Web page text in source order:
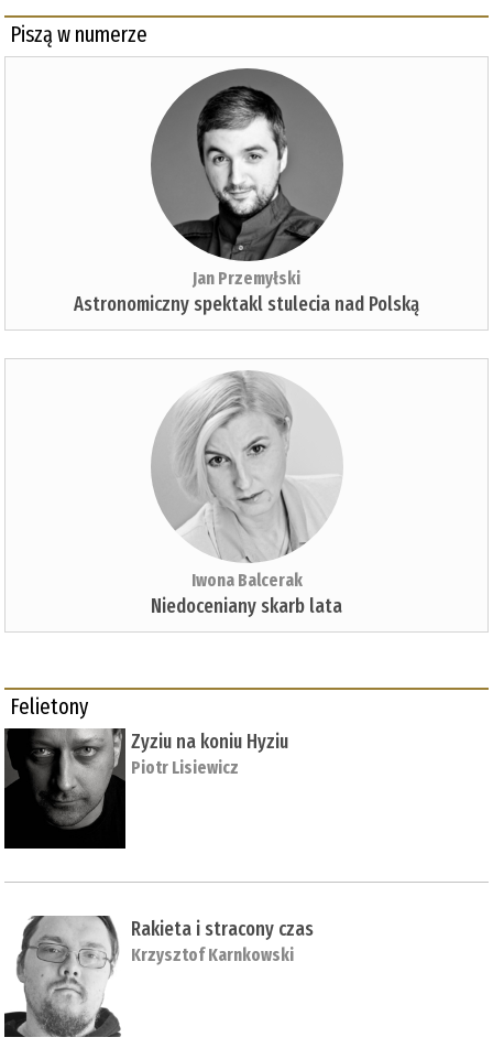
Piszą w numerze
Jan Przemyłski
Astronomiczny spektakl stulecia nad Polską
Iwona Balcerak
Niedoceniany skarb lata
Felietony
Zyziu na koniu Hyziu
Piotr Lisiewicz
Rakieta i stracony czas
Krzysztof Karnkowski